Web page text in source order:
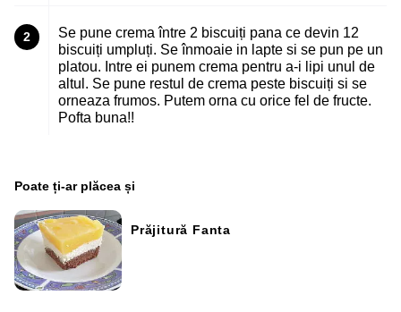
2
Se pune crema între 2 biscuiți pana ce devin 12
biscuiți umpluți. Se înmoaie in lapte si se pun pe un
platou. Intre ei punem crema pentru a-i lipi unul de
altul. Se pune restul de crema peste biscuiți si se
orneaza frumos. Putem orna cu orice fel de fructe.
Pofta buna!!
Poate ți-ar plăcea și
Prăjitură Fanta